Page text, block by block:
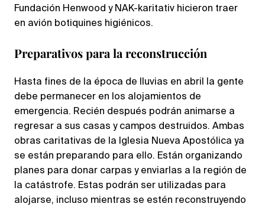
Fundación Henwood y NAK-karitativ hicieron traer
en avión botiquines higiénicos.
Preparativos para la reconstrucción
Hasta fines de la época de lluvias en abril la gente
debe permanecer en los alojamientos de
emergencia. Recién después podrán animarse a
regresar a sus casas y campos destruidos. Ambas
obras caritativas de la Iglesia Nueva Apostólica ya
se están preparando para ello. Están organizando
planes para donar carpas y enviarlas a la región de
la catástrofe. Estas podrán ser utilizadas para
alojarse, incluso mientras se estén reconstruyendo